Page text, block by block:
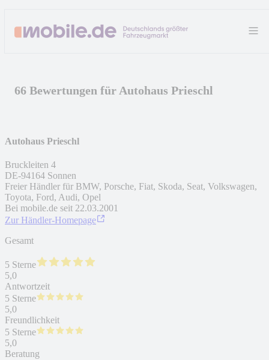
66 Bewertungen für Autohaus Prieschl
Autohaus Prieschl
Bruckleiten 4
DE-94164 Sonnen
Freier Händler für BMW, Porsche, Fiat, Skoda, Seat, Volkswagen,
Toyota, Ford, Audi, Opel
Bei mobile.de seit 22.03.2001
Zur Händler-Homepage
Gesamt
5 Sterne
5,0
Antwortzeit
5 Sterne
5,0
Freundlichkeit
5 Sterne
5,0
Beratung